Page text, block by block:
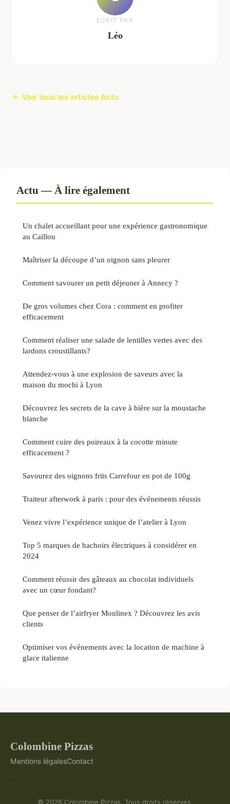
ECRIT PAR
Léo
← Voir tous les articles Actu
Actu — À lire également
Un chalet accueillant pour une expérience gastronomique
au Caillou
Maîtriser la découpe d’un oignon sans pleurer
Comment savourer un petit déjeuner à Annecy ?
De gros volumes chez Cora : comment en profiter
efficacement
Comment réaliser une salade de lentilles vertes avec des
lardons croustillants?
Attendez-vous à une explosion de saveurs avec la
maison du mochi à Lyon
Découvrez les secrets de la cave à bière sur la moustache
blanche
Comment cuire des poireaux à la cocotte minute
efficacement ?
Savourez des oignons frits Carrefour en pot de 100g
Traiteur afterwork à paris : pour des événements réussis
Venez vivre l’expérience unique de l’atelier à Lyon
Top 5 marques de hachoirs électriques à considérer en
2024
Comment réussir des gâteaux au chocolat individuels
avec un cœur fondant?
Que penser de l’airfryer Moulinex ? Découvrez les avis
clients
Optimiser vos événements avec la location de machine à
glace italienne
Colombine Pizzas
Mentions légalesContact
© 2026 Colombine Pizzas. Tous droits réservés.